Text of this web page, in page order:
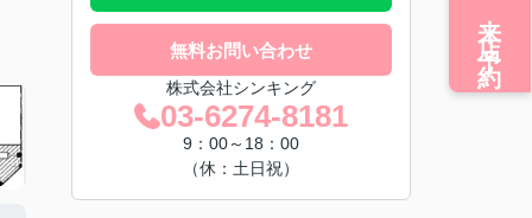
無料お問い合わせ
株式会社シンキング
03-6274-8181
9：00～18：00
（休：土日祝）
来店予約